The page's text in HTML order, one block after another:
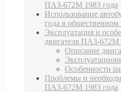
ПАЗ-672М 1983 года
Использование
года в общественном
Эксплуатация и
двигателя ПАЗ-672М
Описание
Особенности
Проблемы и
ПАЗ-672М 1983 года